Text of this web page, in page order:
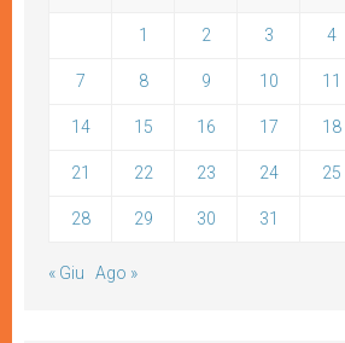
1 2 3 4
7 8 9 10 11
14 15 16 17 18
21 22 23 24 25
28 29 30 31
« Giu Ago »